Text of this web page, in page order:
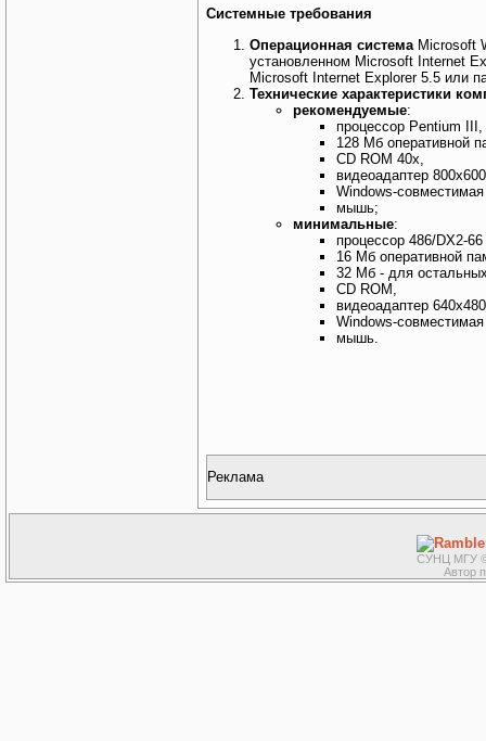
Системные требования
Операционная система Microsoft
установленном Microsoft Internet
Microsoft Internet Explorer 5.5 или
Технические характеристики
рекомендуемые:
процессор Pentium III,
128 Мб оперативной
CD ROM 40x,
видеоадаптер
Windows-совместимая
мышь;
минимальные:
процессор 486/DX2-
16 Мб оперативной
32 Мб - для
CD ROM,
видеоадаптер
Windows-совместимая
мышь.
Реклама
СУНЦ МГУ ©
Автор